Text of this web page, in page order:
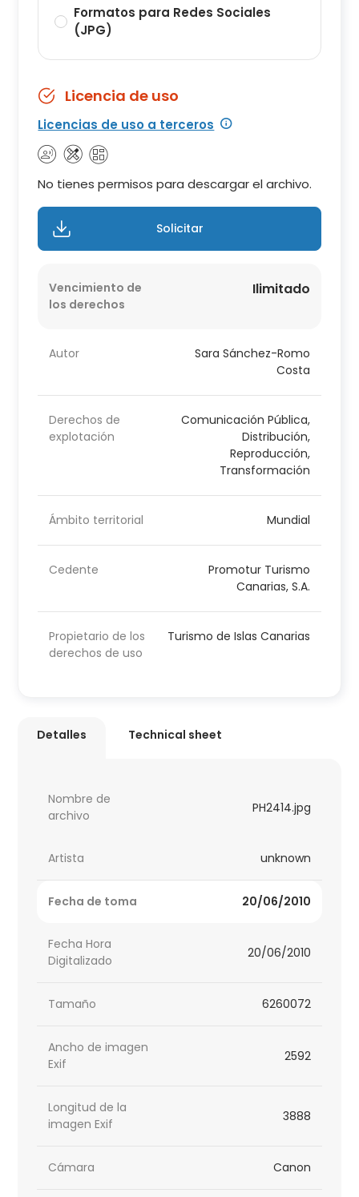
Formatos para Redes Sociales
(JPG)
Licencia de uso
Licencias de uso a terceros
No tienes permisos para descargar el archivo.
Solicitar
Vencimiento de
los derechos
Ilimitado
Autor
Sara Sánchez-Romo
Costa
Derechos de
explotación
Comunicación Pública,
Distribución,
Reproducción,
Transformación
Ámbito territorial Mundial
Cedente
Promotur Turismo
Canarias, S.A.
Propietario de los
derechos de uso
Turismo de Islas Canarias
Detalles Technical sheet
Nombre de
archivo
PH2414.jpg
Artista unknown
Fecha de toma 20/06/2010
Fecha Hora
Digitalizado
20/06/2010
Tamaño 6260072
Ancho de imagen
Exif
2592
Longitud de la
imagen Exif
3888
Cámara Canon